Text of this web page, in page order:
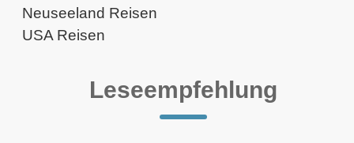
Neuseeland Reisen
USA Reisen
Leseempfehlung